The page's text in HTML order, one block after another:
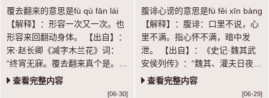
覆去翻来的意思是fù qù fān lái
【解释】：形容一次又一次。也
形容来回翻动身体。 【出自】：
宋·赵长卿《减字木兰花》词：
“终宵无寐。覆去翻来真个是。屈
指归期。” 【示例】：恶暖憎
寒，～病几般。 ◎明·全道人
查看完整内容
[06-30]
腹诽心谤的意思是fù fěi xīn bàng
【解释】：腹诽：口里不说，心
里不满。指心怀不满，暗中发
泄。 【出自】：《史记·魏其武
安侯列传》：“魏其、灌夫日夜招
聚天下豪杰壮士与论议，腹非而
心谤。” 【语法】：联合式；作
查看完整内容
[06-29]